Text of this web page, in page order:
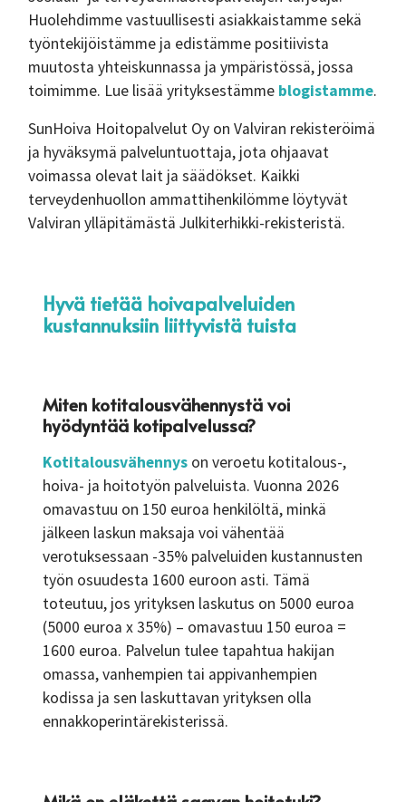
Huolehdimme vastuullisesti asiakkaistamme sekä
työntekijöistämme ja edistämme positiivista
muutosta yhteiskunnassa ja ympäristössä, jossa
toimimme. Lue lisää yrityksestämme blogistamme.
SunHoiva Hoitopalvelut Oy on Valviran rekisteröimä
ja hyväksymä palveluntuottaja, jota ohjaavat
voimassa olevat lait ja säädökset. Kaikki
terveydenhuollon ammattihenkilömme löytyvät
Valviran ylläpitämästä Julkiterhikki-rekisteristä.
Hyvä tietää hoivapalveluiden
kustannuksiin liittyvistä tuista
Miten kotitalousvähennystä voi
hyödyntää kotipalvelussa?
Kotitalousvähennys on veroetu kotitalous-,
hoiva- ja hoitotyön palveluista. Vuonna 2026
omavastuu on 150 euroa henkilöltä, minkä
jälkeen laskun maksaja voi vähentää
verotuksessaan -35% palveluiden kustannusten
työn osuudesta 1600 euroon asti. Tämä
toteutuu, jos yrityksen laskutus on 5000 euroa
(5000 euroa x 35%) – omavastuu 150 euroa =
1600 euroa. Palvelun tulee tapahtua hakijan
omassa, vanhempien tai appivanhempien
kodissa ja sen laskuttavan yrityksen olla
ennakkoperintärekisterissä.